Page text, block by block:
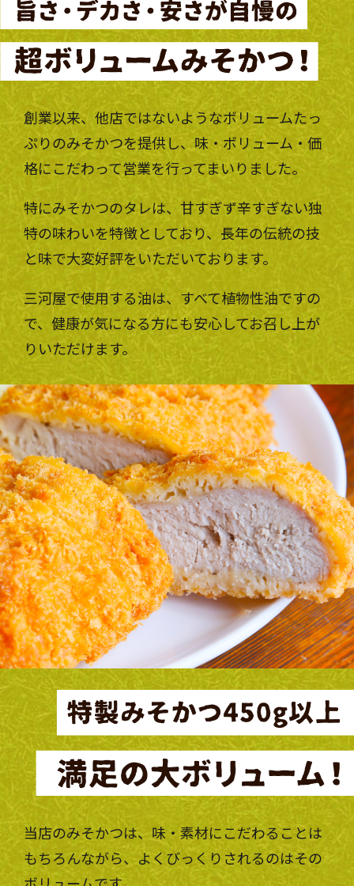
創業以来、他店ではないようなボリュームたっ
ぷりのみそかつを提供し、味・ボリューム・価
格にこだわって営業を行ってまいりました。
特にみそかつのタレは、甘すぎず辛すぎない独
特の味わいを特徴としており、長年の伝統の技
と味で大変好評をいただいております。
三河屋で使用する油は、すべて植物性油ですの
で、健康が気になる方にも安心してお召し上が
りいただけます。
当店のみそかつは、味・素材にこだわることは
もちろんながら、よくびっくりされるのはその